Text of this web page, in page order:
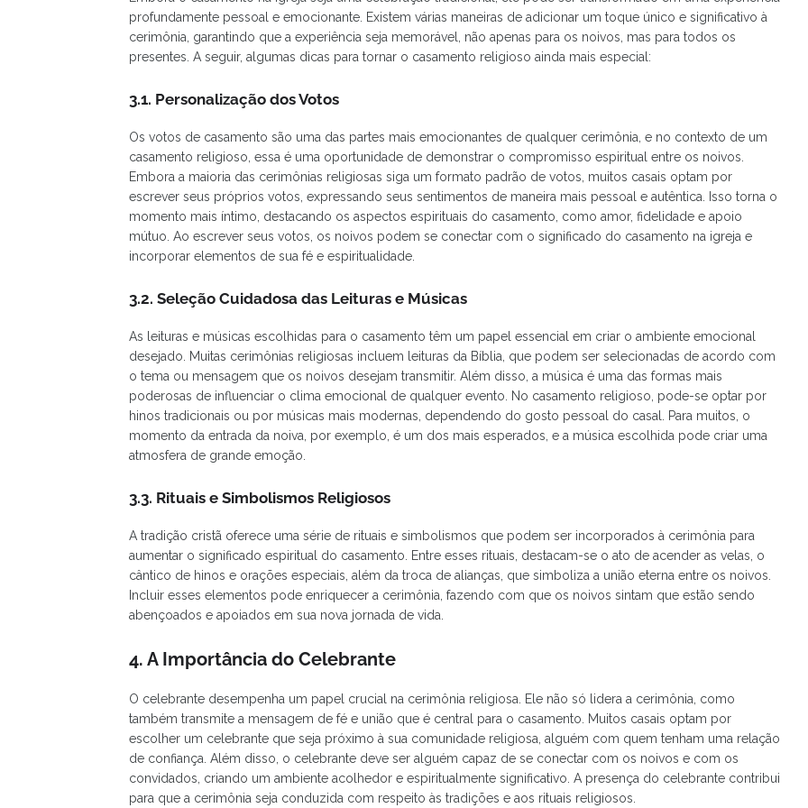
profundamente pessoal e emocionante. Existem várias maneiras de adicionar um toque único e significativo à
cerimônia, garantindo que a experiência seja memorável, não apenas para os noivos, mas para todos os
presentes. A seguir, algumas dicas para tornar o casamento religioso ainda mais especial:
3.1. Personalização dos Votos
Os votos de casamento são uma das partes mais emocionantes de qualquer cerimônia, e no contexto de um
casamento religioso, essa é uma oportunidade de demonstrar o compromisso espiritual entre os noivos.
Embora a maioria das cerimônias religiosas siga um formato padrão de votos, muitos casais optam por
escrever seus próprios votos, expressando seus sentimentos de maneira mais pessoal e autêntica. Isso torna o
momento mais íntimo, destacando os aspectos espirituais do casamento, como amor, fidelidade e apoio
mútuo. Ao escrever seus votos, os noivos podem se conectar com o significado do casamento na igreja e
incorporar elementos de sua fé e espiritualidade.
3.2. Seleção Cuidadosa das Leituras e Músicas
As leituras e músicas escolhidas para o casamento têm um papel essencial em criar o ambiente emocional
desejado. Muitas cerimônias religiosas incluem leituras da Bíblia, que podem ser selecionadas de acordo com
o tema ou mensagem que os noivos desejam transmitir. Além disso, a música é uma das formas mais
poderosas de influenciar o clima emocional de qualquer evento. No casamento religioso, pode-se optar por
hinos tradicionais ou por músicas mais modernas, dependendo do gosto pessoal do casal. Para muitos, o
momento da entrada da noiva, por exemplo, é um dos mais esperados, e a música escolhida pode criar uma
atmosfera de grande emoção.
3.3. Rituais e Simbolismos Religiosos
A tradição cristã oferece uma série de rituais e simbolismos que podem ser incorporados à cerimônia para
aumentar o significado espiritual do casamento. Entre esses rituais, destacam-se o ato de acender as velas, o
cântico de hinos e orações especiais, além da troca de alianças, que simboliza a união eterna entre os noivos.
Incluir esses elementos pode enriquecer a cerimônia, fazendo com que os noivos sintam que estão sendo
abençoados e apoiados em sua nova jornada de vida.
4. A Importância do Celebrante
O celebrante desempenha um papel crucial na cerimônia religiosa. Ele não só lidera a cerimônia, como
também transmite a mensagem de fé e união que é central para o casamento. Muitos casais optam por
escolher um celebrante que seja próximo à sua comunidade religiosa, alguém com quem tenham uma relação
de confiança. Além disso, o celebrante deve ser alguém capaz de se conectar com os noivos e com os
convidados, criando um ambiente acolhedor e espiritualmente significativo. A presença do celebrante contribui
para que a cerimônia seja conduzida com respeito às tradições e aos rituais religiosos.